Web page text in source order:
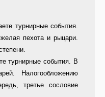
турнирные события.
пехота и рыца­ри.
турнирные события. В
Налогообложению
тре­тье сословие